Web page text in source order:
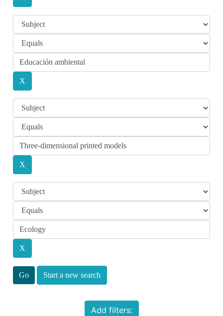
Start a new search
Add filters: